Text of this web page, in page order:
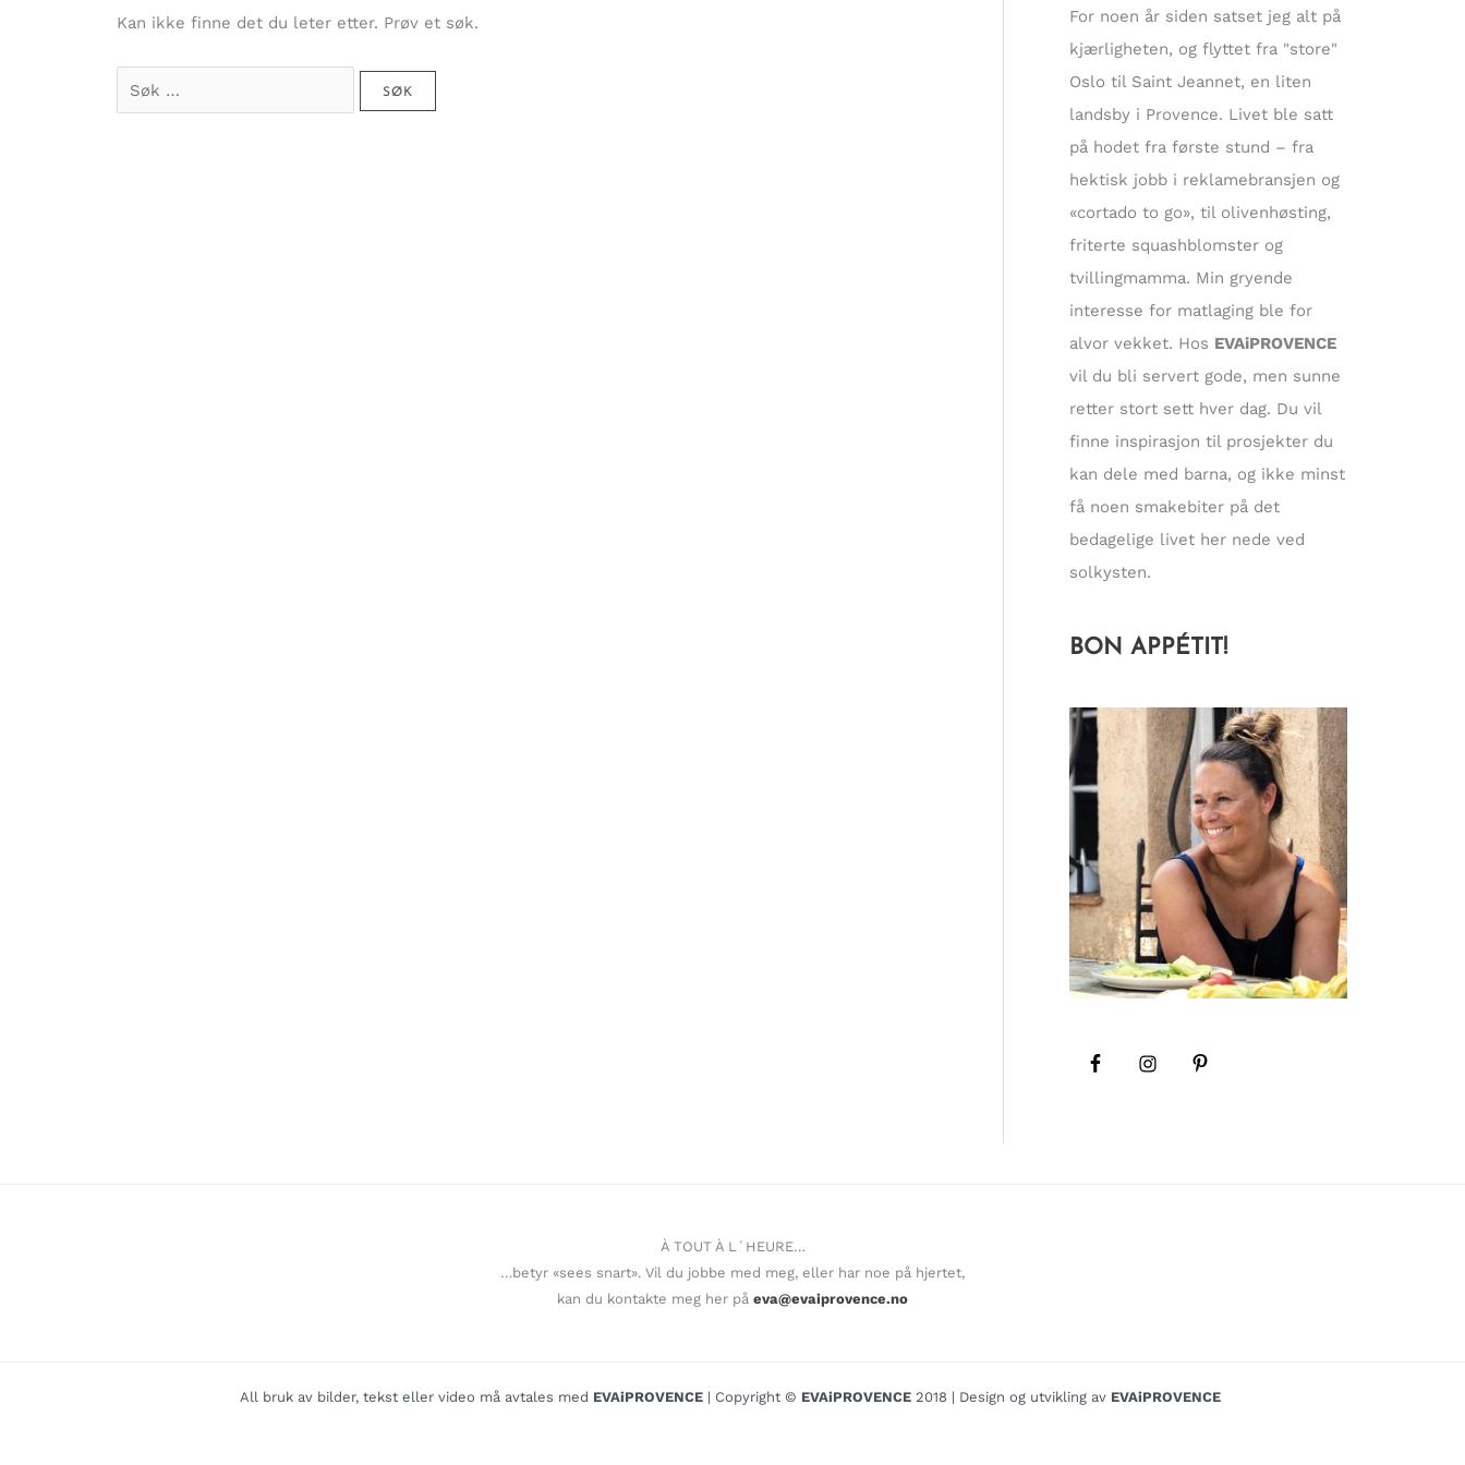
Kan ikke finne det du leter etter. Prøv et søk.
etter:
t
e
r
:
For noen år siden satset jeg alt på
kjærligheten, og flyttet fra "store"
Oslo til Saint Jeannet, en liten
landsby i Provence. Livet ble satt
på hodet fra første stund – fra
hektisk jobb i reklamebransjen og
«cortado to go», til olivenhøsting,
friterte squashblomster og
tvillingmamma. Min gryende
interesse for matlaging ble for
alvor vekket. Hos EVAiPROVENCE
vil du bli servert gode, men sunne
retter stort sett hver dag. Du vil
finne inspirasjon til prosjekter du
kan dele med barna, og ikke minst
få noen smakebiter på det
bedagelige livet her nede ved
solkysten.
BON APPÉTIT!
À TOUT À L´HEURE…
…betyr «sees snart». Vil du jobbe med meg, eller har noe på hjertet,
kan du kontakte meg her på eva@evaiprovence.no
All bruk av bilder, tekst eller video må avtales med EVAiPROVENCE | Copyright © EVAiPROVENCE 2018 | Design og utvikling av EVAiPROVENCE